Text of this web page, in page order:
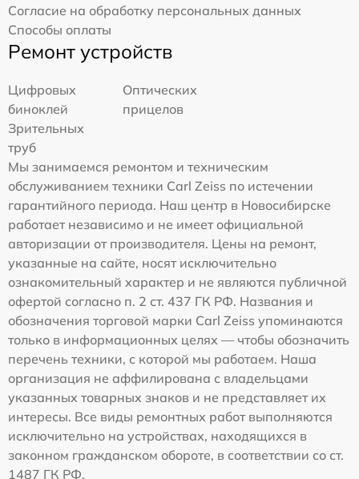
Согласие на обработку персональных данных
Способы оплаты
Ремонт устройств
Цифровых
биноклей
Оптических
прицелов
Зрительных
труб
Мы занимаемся ремонтом и техническим
обслуживанием техники Carl Zeiss по истечении
гарантийного периода. Наш центр в Новосибирске
работает независимо и не имеет официальной
авторизации от производителя. Цены на ремонт,
указанные на сайте, носят исключительно
ознакомительный характер и не являются публичной
офертой согласно п. 2 ст. 437 ГК РФ. Названия и
обозначения торговой марки Carl Zeiss упоминаются
только в информационных целях — чтобы обозначить
перечень техники, с которой мы работаем. Наша
организация не аффилирована с владельцами
указанных товарных знаков и не представляет их
интересы. Все виды ремонтных работ выполняются
исключительно на устройствах, находящихся в
законном гражданском обороте, в соответствии со ст.
1487 ГК РФ.